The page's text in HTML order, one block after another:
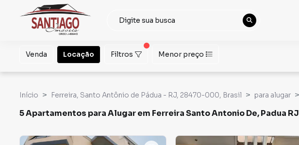
Venda Locação Filtros Menor preço
Início Ferreira, Santo Antônio de Pádua - RJ, 28470-000, Brasil para alugar
5 Apartamentos para Alugar em Ferreira Santo Antonio De, Padua RJ